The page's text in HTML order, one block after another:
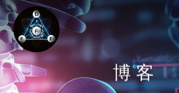
博客